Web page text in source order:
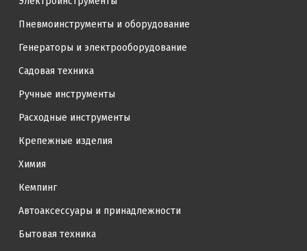
Пневмоинструменты и оборудование
Генераторы и электрооборудование
Садовая техника
Ручные инструменты
Расходные инструменты
Крепежные изделия
Химия
Кемпинг
Автоаксессуары и принадлежности
Бытовая техника